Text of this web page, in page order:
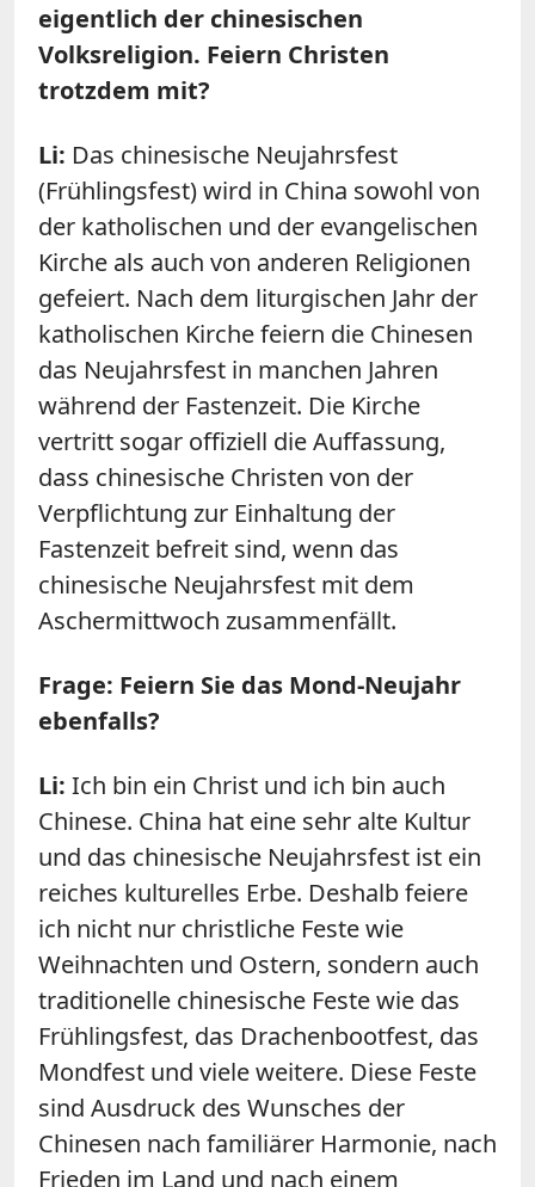
eigentlich der chinesischen
Volksreligion. Feiern Christen
trotzdem mit?
Li: Das chinesische Neujahrsfest
(Frühlingsfest) wird in China sowohl von
der katholischen und der evangelischen
Kirche als auch von anderen Religionen
gefeiert. Nach dem liturgischen Jahr der
katholischen Kirche feiern die Chinesen
das Neujahrsfest in manchen Jahren
während der Fastenzeit. Die Kirche
vertritt sogar offiziell die Auffassung,
dass chinesische Christen von der
Verpflichtung zur Einhaltung der
Fastenzeit befreit sind, wenn das
chinesische Neujahrsfest mit dem
Aschermittwoch zusammenfällt.
Frage: Feiern Sie das Mond-Neujahr
ebenfalls?
Li: Ich bin ein Christ und ich bin auch
Chinese. China hat eine sehr alte Kultur
und das chinesische Neujahrsfest ist ein
reiches kulturelles Erbe. Deshalb feiere
ich nicht nur christliche Feste wie
Weihnachten und Ostern, sondern auch
traditionelle chinesische Feste wie das
Frühlingsfest, das Drachenbootfest, das
Mondfest und viele weitere. Diese Feste
sind Ausdruck des Wunsches der
Chinesen nach familiärer Harmonie, nach
Frieden im Land und nach einem